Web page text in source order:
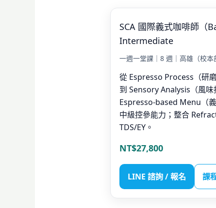
SCA 國際義式咖啡師（
Intermediate
一週一堂課｜8 週｜高雄（校本
從 Espresso Process（研
到 Sensory Analysis（風
Espresso-based Menu（
中級控參能力；整合
TDS/EY。
NT$27,800
LINE 諮詢 / 報名 課